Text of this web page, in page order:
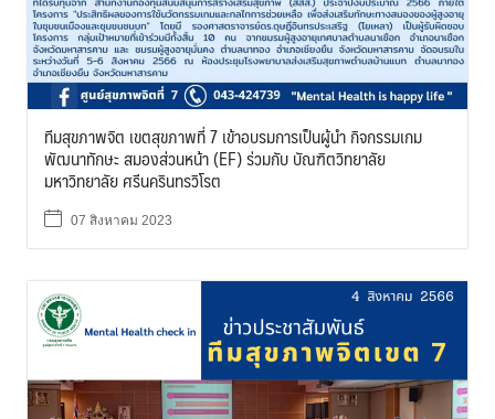
ทีมสุขภาพจิต เขตสุขภาพที่ 7 เข้าอบรมการเป็นผู้นำ กิจกรรมเกม
พัฒนาทักษะ สมองส่วนหน้า (EF) ร่วมกับ บัณฑิตวิทยาลัย
มหาวิทยาลัย ศรีนครินทรวิโรต
07 สิงหาคม 2023